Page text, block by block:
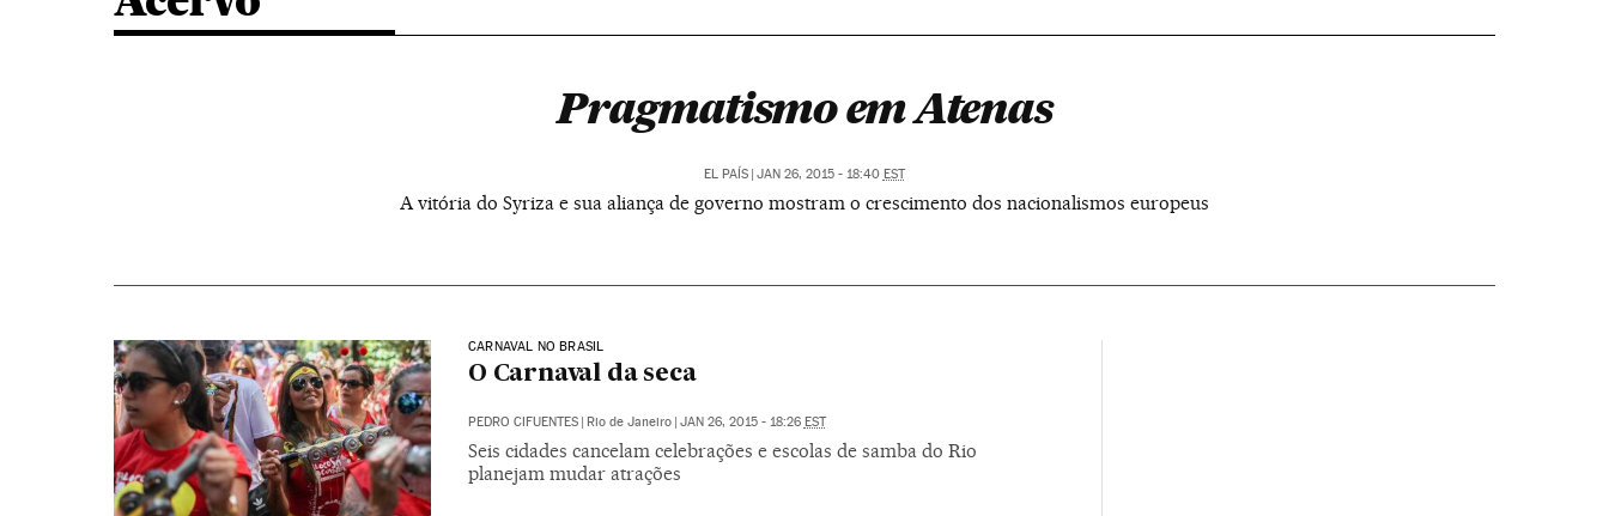
Pragmatismo em Atenas
EL PAÍS | JAN 26, 2015 - 18:40 EST
A vitória do Syriza e sua aliança de governo mostram o crescimento dos nacionalismos europeus
CARNAVAL NO BRASIL
O Carnaval da seca
PEDRO CIFUENTES | Rio de Janeiro | JAN 26, 2015 - 18:26 EST
Seis cidades cancelam celebrações e escolas de samba do Rio
planejam mudar atrações